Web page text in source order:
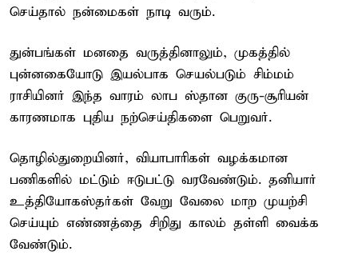
செய்தால் நன்மைகள் நாடி வரும்.
துன்பங்கள் மனதை வருத்தினாலும், முகத்தில்
புன்னகையோடு இயல்பாக செயல்படும் சிம்மம்
ராசியினர் இந்த வாரம் லாப ஸ்தான குரு-சூரியன்
காரணமாக புதிய நற்செய்திகளை பெறுவர்.
தொழில்துறையினர், வியாபாரிகள் வழக்கமான
பணிகளில் மட்டும் ஈடுபட்டு வரவேண்டும். தனியார்
உத்தியோகஸ்தர்கள் வேறு வேலை மாற முயற்சி
செய்யும் எண்ணத்தை சிறிது காலம் தள்ளி வைக்க
வேண்டும்.